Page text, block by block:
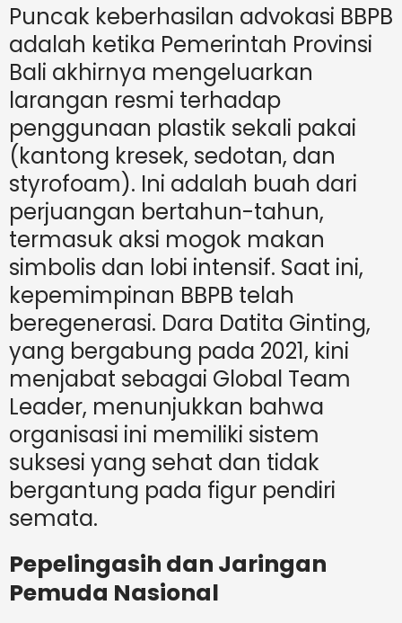
Puncak keberhasilan advokasi BBPB
adalah ketika Pemerintah Provinsi
Bali akhirnya mengeluarkan
larangan resmi terhadap
penggunaan plastik sekali pakai
(kantong kresek, sedotan, dan
styrofoam). Ini adalah buah dari
perjuangan bertahun-tahun,
termasuk aksi mogok makan
simbolis dan lobi intensif. Saat ini,
kepemimpinan BBPB telah
beregenerasi. Dara Datita Ginting,
yang bergabung pada 2021, kini
menjabat sebagai Global Team
Leader, menunjukkan bahwa
organisasi ini memiliki sistem
suksesi yang sehat dan tidak
bergantung pada figur pendiri
semata.
Pepelingasih dan Jaringan
Pemuda Nasional